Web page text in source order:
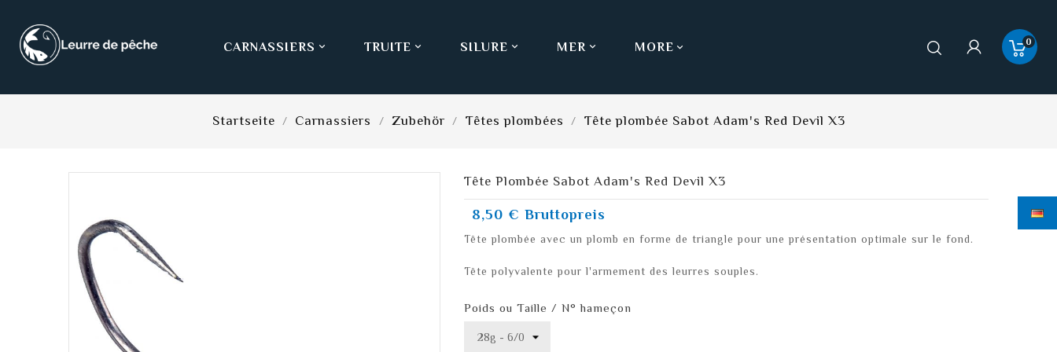

CARNASSIERS 
TRUITE 
SILURE 
MER MORE 0
Startseite Carnassiers Zubehör Têtes plombées Tête plombée Sabot Adam's Red Devil X3
Tête Plombée Sabot Adam's Red Devil X3
8,50 € Bruttopreis
Tête plombée avec un plomb en forme de triangle pour une présentation optimale sur le fond.
Tête polyvalente pour l'armement des leurres souples.
Poids ou Taille / N° hameçon